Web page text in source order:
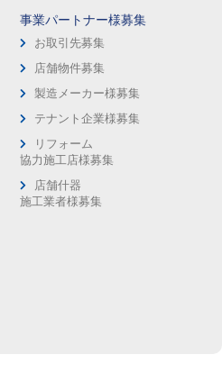
事業パートナー様募集
お取引先募集
店舗物件募集
製造メーカー様募集
テナント企業様募集
リフォーム
協力施工店様募集
店舗什器
施工業者様募集